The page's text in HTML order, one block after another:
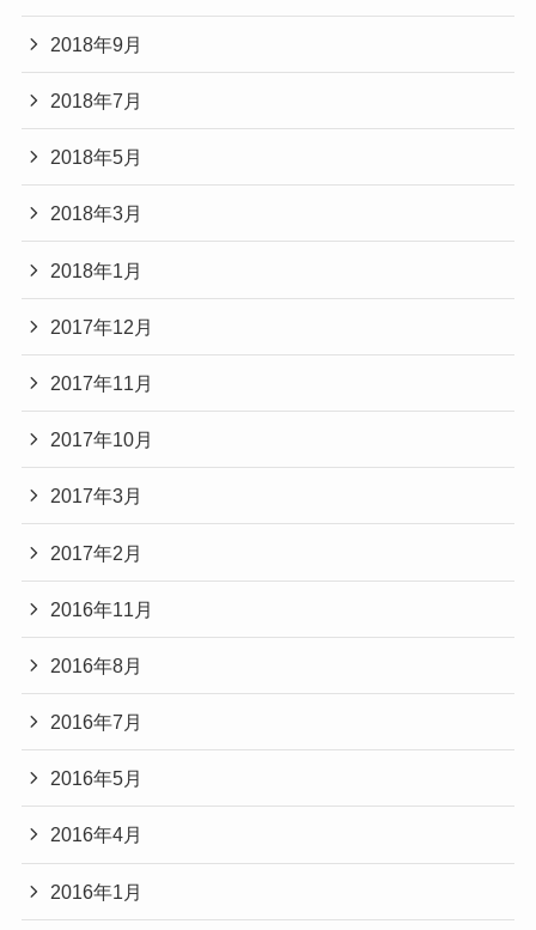
2018年9月
2018年7月
2018年5月
2018年3月
2018年1月
2017年12月
2017年11月
2017年10月
2017年3月
2017年2月
2016年11月
2016年8月
2016年7月
2016年5月
2016年4月
2016年1月